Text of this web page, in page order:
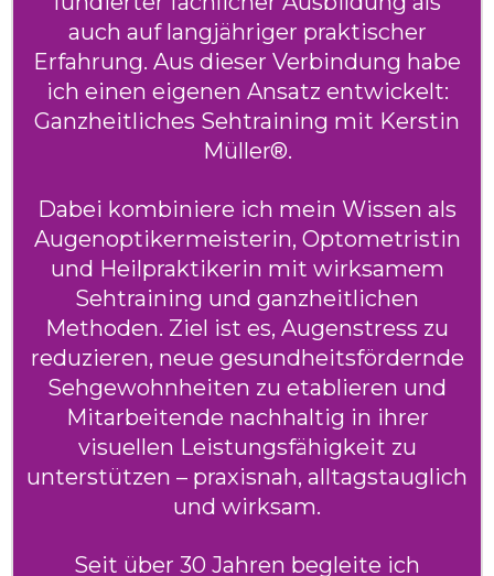
auch auf langjähriger praktischer
Erfahrung. Aus dieser Verbindung habe
ich einen eigenen Ansatz entwickelt:
Ganzheitliches Sehtraining mit Kerstin
Müller®.
Dabei kombiniere ich mein Wissen als
Augenoptikermeisterin, Optometristin
und Heilpraktikerin mit wirksamem
Sehtraining und ganzheitlichen
Methoden. Ziel ist es, Augenstress zu
reduzieren, neue gesundheitsfördernde
Sehgewohnheiten zu etablieren und
Mitarbeitende nachhaltig in ihrer
visuellen Leistungsfähigkeit zu
unterstützen – praxisnah, alltagstauglich
und wirksam.
Seit über 30 Jahren begleite ich